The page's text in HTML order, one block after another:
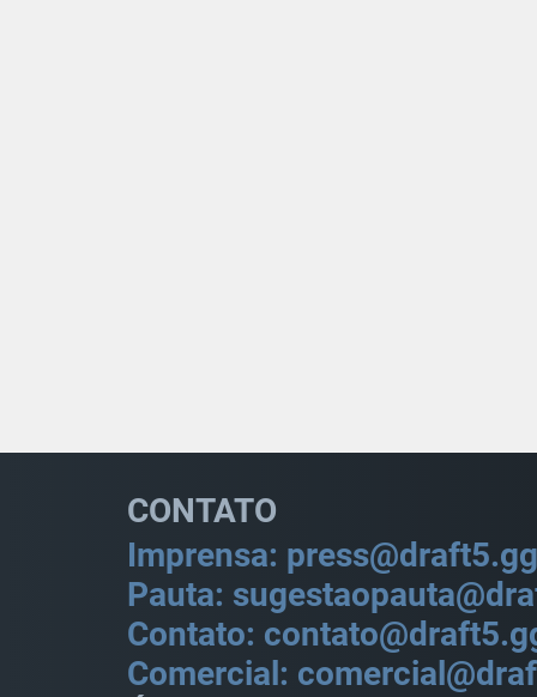
CONTATO
Imprensa: press@draft5.gg
Pauta:
Contato:
Comercial: